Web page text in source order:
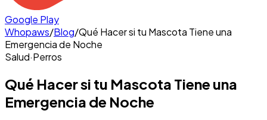
Google Play
Whopaws/Blog/Qué Hacer si tu Mascota Tiene una
Emergencia de Noche
Salud·Perros
Qué Hacer si tu Mascota Tiene una
Emergencia de Noche